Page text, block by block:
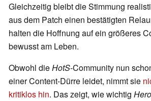
Gleichzeitig bleibt die Stimmung
aus dem Patch einen bestätigten
halten die Hoffnung auf ein größeres
bewusst am Leben.
Obwohl dieHotS-Community nun
einer Content-Dürre leidet, nimmt sie
kritiklos hin. Das zeigt, wie wichtig